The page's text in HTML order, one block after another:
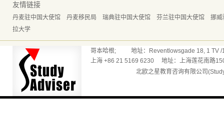
友情链接
丹麦驻中国大使馆 丹麦移民局 瑞典驻中国大使馆 芬兰驻中国大使馆
挪威
拉大学
哥本哈根; 地址：Reventlowsgade 18, 1 TV /
上海 +86 21 5169 6230 地址：上海莲花南路
北欧之星教育咨询有限公司